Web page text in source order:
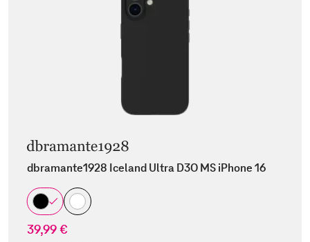
dbramante1928 Iceland Ultra D3O MS iPhone 16
39,99 €